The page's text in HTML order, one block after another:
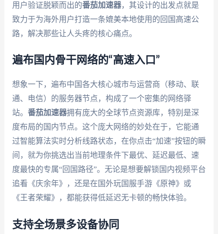
用户验证脱颖而出的番茄加速器，其设计的出发点就是
致力于为海外用户打造一条媲美本地使用的回国高速公
路，解决那些让人头疼的核心痛点。
遍布国内骨干网络的“高速入口”
想象一下，遍布中国各大核心城市与运营商（移动、联
通、电信）的服务器节点，构成了一个密集的网络驿
站。 番茄加速器拥有庞大的全球节点资源库，特别是深
度布局的国内节点。这个庞大网络的妙处在于，它能通
过智能算法实时分析线路状态，在你点击“加速”按钮的瞬
间，就为你挑选出当前地理条件下最优、延迟最低、速
度最快的专属“回国路径”。无论是想要解锁国内视频平台
追看《庆余年》，还是在国外玩国服手游《原神》或
《王者荣耀》，都能获得低延迟无卡顿的畅快体验。
支持全场景多设备协同